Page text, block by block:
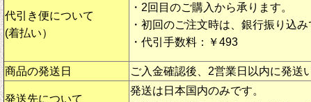
代引き便について
(着払い）
・2回目のご購入から承ります。
・初回のご注文時は、銀行振り込み
・代引手数料：￥493
商品の発送日 ご入金確認後、2営業日以内に発送
発送先について
発送は日本国内のみです。